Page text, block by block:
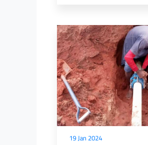
19 Jan 2024